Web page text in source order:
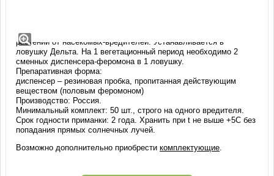
Экологичное средство без загрязняющих веществ для защиты
растений от насекомых-вредителей. Устанавливается в
ловушку Дельта. На 1 вегетационный период необходимо 2
сменных диспенсера-феромона в 1 ловушку.
Препаративная форма:
диспенсер – резиновая пробка, пропитанная действующим
веществом (половым феромоном)
Производство: Россия.
Минимальный комплект: 50 шт., строго на одного вредителя.
Срок годности приманки: 2 года. Хранить при t не выше +5С без
попадания прямых солнечных лучей.
Возможно дополнительно приобрестикомплектующие